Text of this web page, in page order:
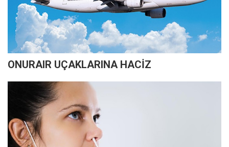
ONURAIR UÇAKLARINA HACİZ